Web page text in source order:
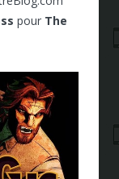
pour The